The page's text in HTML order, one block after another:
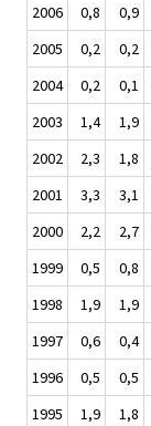
2006
0,8 0,9
2005
0,2 0,2
2004
0,2 0,1
2003
1,4 1,9
2002
2,3 1,8
2001
3,3 3,1
2000
2,2 2,7
1999
0,5 0,8
1998
1,9 1,9
1997
0,6 0,4
1996
0,5 0,5
1995
1,9 1,8